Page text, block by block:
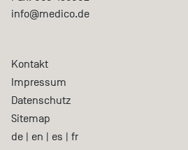
info@medico.de
Kontakt
Impressum
Datenschutz
Sitemap
de | en | es | fr